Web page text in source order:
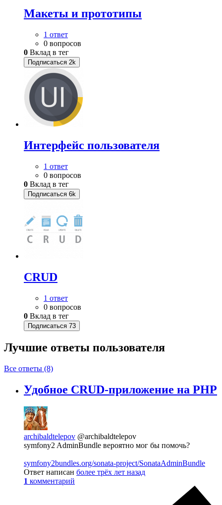
Макеты и прототипы
1 ответ
0 вопросов
0 Вклад в тег
Подписаться 2k
Интерфейс пользователя
1 ответ
0 вопросов
0 Вклад в тег
Подписаться 6k
CRUD
1 ответ
0 вопросов
0 Вклад в тег
Подписаться 73
Лучшие ответы пользователя
Все ответы (8)
Удобное CRUD-приложение на PHP
archibaldtelepov @archibaldtelepov
symfony2 AdminBundle вероятно мог бы помочь?
symfony2bundles.org/sonata-project/SonataAdminBundle
Ответ написан более трёх лет назад
1 комментарий